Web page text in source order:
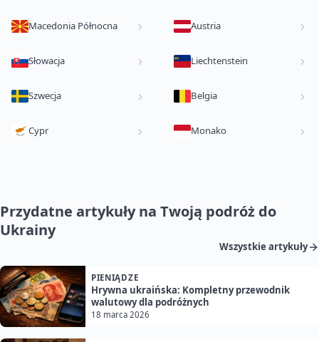
Macedonia Północna Austria
Słowacja Liechtenstein
Szwecja Belgia
Cypr Monako
Przydatne artykuły na Twoją podróż do
Ukrainy
Wszystkie artykuły
PIENIĄDZE
Hrywna ukraińska: Kompletny przewodnik
walutowy dla podróżnych
18 marca 2026